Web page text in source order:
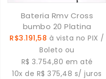
Bateria Rmv Cross
bumbo 20 Platina
R$3.191,58 à vista no PIX /
Boleto ou
R$ 3.754,80 em até
10x de R$ 375,48 s/ juros